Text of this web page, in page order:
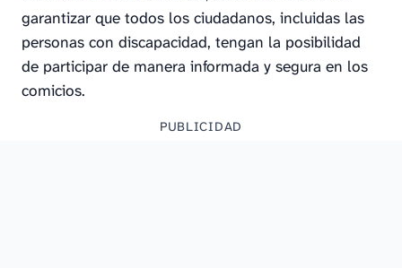
garantizar que todos los ciudadanos, incluidas las
personas con discapacidad, tengan la posibilidad
de participar de manera informada y segura en los
comicios.
PUBLICIDAD